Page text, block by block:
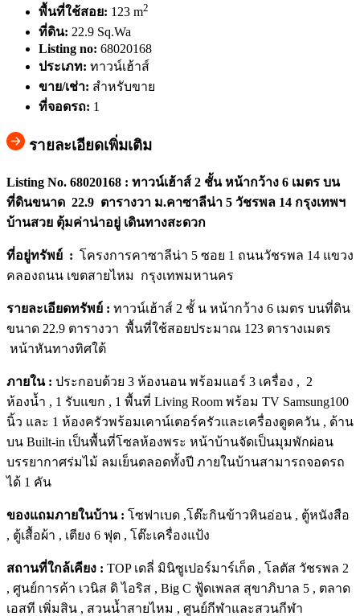
พื้นที่ใช้สอย: 123 m2
ที่ดิน: 22.9 Sq.Wa
Listing no: 68020168
ประเภท: ทาวน์เฮ้าส์
ขาย/เช่า: สำหรับขาย
ที่จอดรถ: 1
รายละเอียดเพิ่มเติม
Listing No. 68020168 : ทาวน์เฮ้าส์ 2 ชั้น หน้ากว้าง 6 เมตร บน
ที่ดินขนาด 22.9 ตารางวา ม.คาซาลีน่า 5 วัชรพล 14 กรุงเทพฯ
บ้านสวย ตุ้มค่าน่าอยู่ เดินทางสะดวก
ที่อยู่ทรัพย์ : โครงการคาซาลีน่า 5 ซอย 1 ถนนวัชรพล 14 แขวง
คลองถนน เขตสายไหม กรุงเทพมหานคร
รายละเอียดทรัพย์ : ทาวน์เฮ้าส์ 2 ชั้ น หน้ากว้าง 6 เมตร บนที่ดิน
ขนาด 22.9 ตารางวา พื้นที่ใช้สอยประมาณ 123 ตารางเมตร
หน้าหันทางทิศใต้
ภายใน : ประกอบด้วย 3 ห้องนอน พร้อมแอร์ 3 เครื่อง , 2
ห้องน้ำ , 1 รับแขก , 1 พื้นที่ Living Room พร้อม TV Samsung100
นิ้ว และ 1 ห้องครัวพร้อมเคาน์เตอร์ครัวและเครื่องดูดควัน , ด้าน
บน Built-in เป็นพื้นที่โซลห้องพระ หน้าบ้านจัดเป็นมุมพักผ่อน
บรรยากาศร่มไม้ ลมเย็นตลอดทั้งปี ภายในบ้านสามารถจอดรถ
ได้ 1 คัน
ของแถมภายในบ้าน : โซฟาเบด ,โต๊ะกินข้าวหินอ่อน , ตู้หนังสือ
, ตู้เสื้อผ้า , เตียง 6 ฟุต , โต๊ะเครื่องแป้ง
สถานที่ใกล้เคียง : TOP เดลี่ มินิซูเปอร์มาร์เก็ต , โลตัส วัชรพล 2
, ศูนย์การค้า เวนิส ดิ ไอริส , Big C ฟู้ดเพลส สุขาภิบาล 5 , ตลาด
เอสที เพิ่มสิน , สวนน้ำสายไหม , ศูนย์กีฬาและสวนกีฬา